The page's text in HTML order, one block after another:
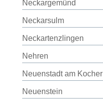
Neckargemünd
Neckarsulm
Neckartenzlingen
Nehren
Neuenstadt am Kocher
Neuenstein